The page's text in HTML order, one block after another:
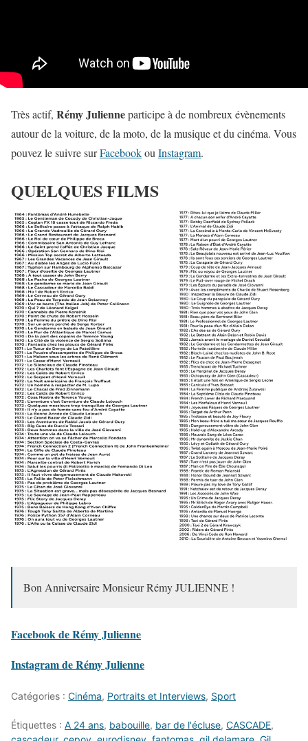
Très actif, Rémy Julienneparticipe à de nombreux évènements
autour de la voiture, de la moto, de la musique et du cinéma. Vous
pouvez le suivre surFacebookou Instagram.
QUELQUES FILMS
Bon Anniversaire Monsieur Rémy JULIENNE !
Facebook de Rémy Julienne
Instagram de Rémy Julienne
Catégories : Cinéma, Portraits et Interviews, Sport
Étiquettes : A 24 ans, babouille, bar de l'écluse, CASCADE,